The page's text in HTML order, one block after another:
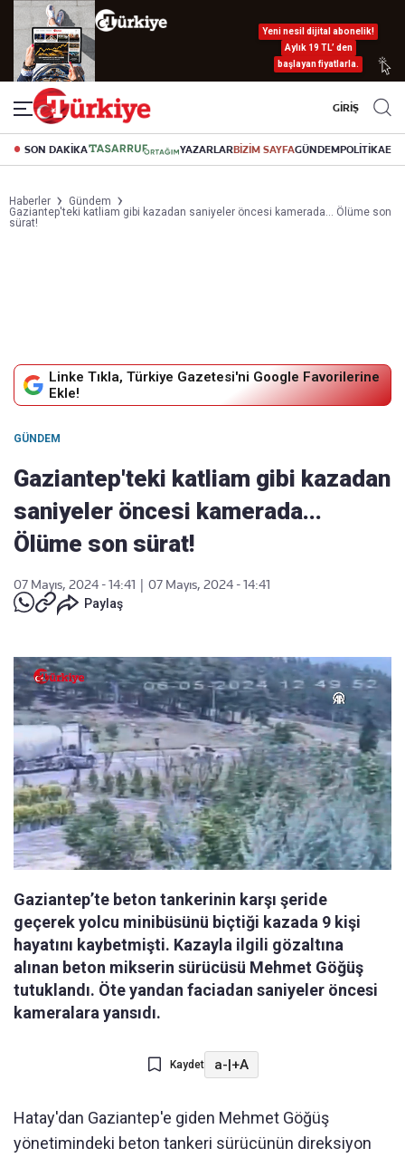
Yeni nesil dijital abonelik!
Aylık 19 TL’ den
başlayan fiyatlarla.
GİRİŞ
SON DAKİKA YAZARLARBİZİM SAYFAGÜNDEMPOLİTİKA
Haberler
Gündem
Gaziantep'teki katliam gibi kazadan saniyeler öncesi kamerada... Ölüme son
sürat!
Linke Tıkla, Türkiye Gazetesi'ni Google Favorilerine
Ekle!
GÜNDEM
Gaziantep'teki katliam gibi kazadan
saniyeler öncesi kamerada...
Ölüme son sürat!
07 Mayıs, 2024 - 14:41
07 Mayıs, 2024 - 14:41
Paylaş
Gaziantep’te beton tankerinin karşı şeride
geçerek yolcu minibüsünü biçtiği kazada 9 kişi
hayatını kaybetmişti. Kazayla ilgili gözaltına
alınan beton mikserin sürücüsü Mehmet Göğüş
tutuklandı. Öte yandan faciadan saniyeler öncesi
kameralara yansıdı.
Kaydet a-|+A
Hatay'dan Gaziantep'e giden Mehmet Göğüş
yönetimindeki beton tankeri sürücünün direksiyon